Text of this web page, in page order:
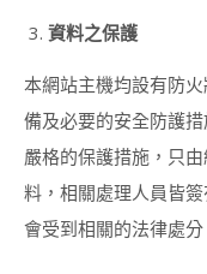
(DOGGY
食
甜
點
(RAW
DECO
SWEETS)
資料之保護
本網站主機均設有防
備及必要的安全防護
嚴格的保護措施，只
料，相關處理人員皆
會受到相關的法律處分